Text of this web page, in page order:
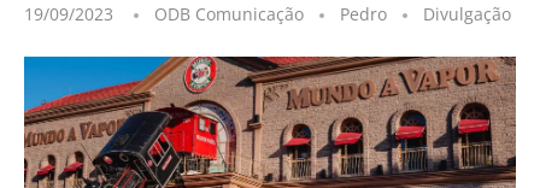
19/09/2023 ODB Comunicação Pedro Divulgação